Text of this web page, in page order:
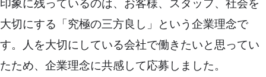
印象に残っているのは、お客様、スタッフ、社会を
大切にする「究極の三方良し」という企業理念で
す。人を大切にしている会社で働きたいと思ってい
たため、企業理念に共感して応募しました。